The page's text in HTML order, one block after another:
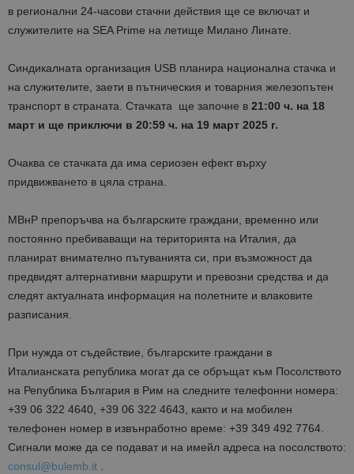
в регионални 24-часови стачни действия ще се включат и
служителите на SEA Prime на летище Милано Линате.
Синдикалната организация USB планира национална стачка и
на служителите, заети в пътническия и товарния железопътен
транспорт в страната. Стачката ще започне в 21:00 ч. на 18
март и ще приключи в 20:59 ч. на 19 март 2025 г.
Очаква се стачката да има сериозен ефект върху
придвижването в цяла страна.
МВнР препоръчва на българските граждани, временно или
постоянно пребиваващи на територията на Италия, да
планират внимателно пътуванията си, при възможност да
предвидят алтернативни маршрути и превозни средства и да
следят актуалната информация на полетните и влаковите
разписания.
При нужда от съдействие, българските граждани в
Италианската република могат да се обръщат към Посолството
на Република България в Рим на следните телефонни номера:
+39 06 322 4640, +39 06 322 4643, както и на мобилен
телефонен номер в извънработно време: +39 349 492 7764.
Сигнали може да се подават и на имейл адреса на посолството:
consul@bulemb.it .